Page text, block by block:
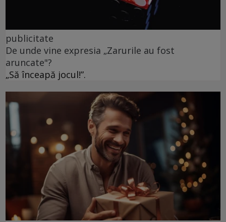
publicitate
De unde vine expresia „Zarurile au fost
aruncate"?
„Să înceapă jocul!”.